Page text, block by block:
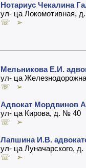
Нотариус Чекалина
ул- ца Локомотивная,
☏ ➢
Мельникова Е.И.
ул- ца
☏ ➢
Адвокат Мордвинов
ул- ца Кирова, д. № 40
☏ ➢
Лапшина И.В.
ул- ца Луначарского,
☏ ➢